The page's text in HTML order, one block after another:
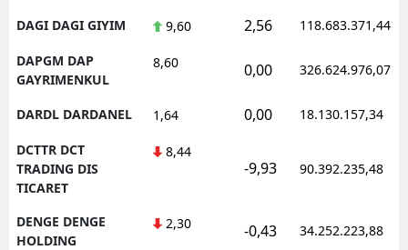
DAGI DAGI GIYIM 9,60 2,56 118.683.371,44
DAPGM DAP
GAYRIMENKUL
8,60 0,00 326.624.976,07
DARDL DARDANEL 1,64 0,00 18.130.157,34
DCTTR DCT
TRADING DIS
TICARET
8,44
-9,93 90.392.235,48
DENGE DENGE
HOLDING
2,30 -0,43 34.252.223,88